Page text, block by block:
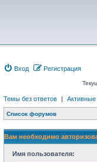
Вход Регистрация
Темы без ответов |
Список форумов
Вам необходимо
Имя пользователя: